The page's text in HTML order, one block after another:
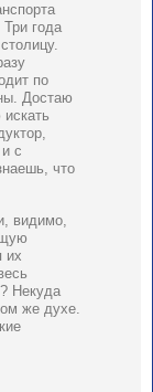
года
по
Достаю
с
что
видимо,
их
Некуда
же духе.